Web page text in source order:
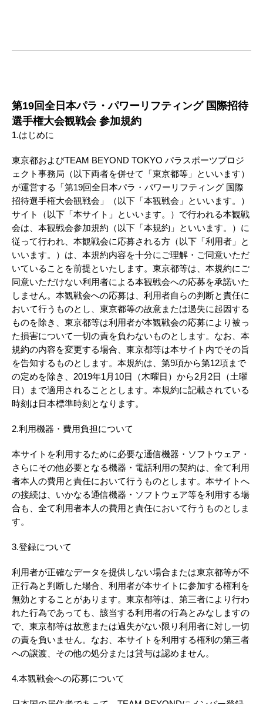
第19回全日本パラ・パワーリフティング 国際招待
選手権大会観戦会 参加規約
1.はじめに
東京都およびTEAM BEYOND TOKYO パラスポーツプロジ
ェクト事務局（以下両者を併せて「東京都等」といいます）
が運営する「第19回全日本パラ・パワーリフティング 国際
招待選手権大会観戦会」（以下「本観戦会」といいます。）
サイト（以下「本サイト」といいます。）で行われる本観戦
会は、本観戦会参加規約（以下「本規約」といいます。）に
従って行われ、本観戦会に応募される方（以下「利用者」と
いいます。）は、本規約内容を十分にご理解・ご同意いただ
いていることを前提といたします。東京都等は、本規約にご
同意いただけない利用者による本観戦会への応募を承諾いた
しません。本観戦会への応募は、利用者自らの判断と責任に
おいて行うものとし、東京都等の故意または過失に起因する
ものを除き、東京都等は利用者が本観戦会の応募により被っ
た損害について一切の責を負わないものとします。なお、本
規約の内容を変更する場合、東京都等は本サイト内でその旨
を告知するものとします。本規約は、第9項から第12項まで
の定めを除き、2019年1月10日（木曜日）から2月2日（土曜
日）まで適用されることとします。本規約に記載されている
時刻は日本標準時刻となります。
2.利用機器・費用負担について
本サイトを利用するために必要な通信機器・ソフトウェア・
さらにその他必要となる機器・電話利用の契約は、全て利用
者本人の費用と責任において行うものとします。本サイトへ
の接続は、いかなる通信機器・ソフトウェア等を利用する場
合も、全て利用者本人の費用と責任において行うものとしま
す。
3.登録について
利用者が正確なデータを提供しない場合または東京都等が不
正行為と判断した場合、利用者が本サイトに参加する権利を
無効とすることがあります。東京都等は、第三者により行わ
れた行為であっても、該当する利用者の行為とみなしますの
で、東京都等は故意または過失がない限り利用者に対し一切
の責を負いません。なお、本サイトを利用する権利の第三者
への譲渡、その他の処分または貸与は認めません。
4.本観戦会への応募について